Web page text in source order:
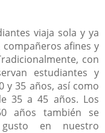
viaja sola y ya
afines y
con
estudiantes y
y 35 años, así como
35 a 45 años. Los
años también se
en nuestro